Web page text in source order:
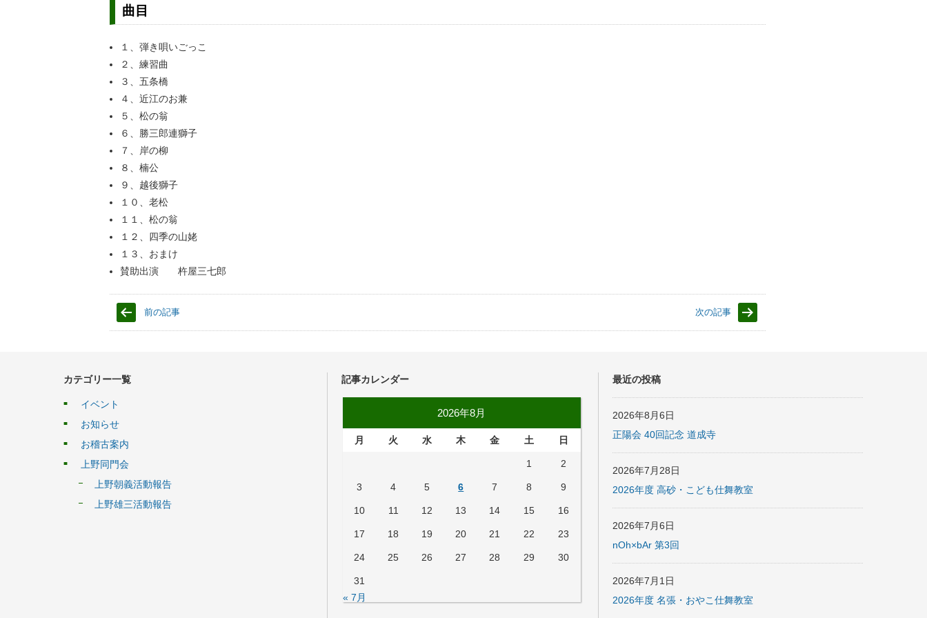
曲目
１、弾き唄いごっこ
２、練習曲
３、五条橋
４、近江のお兼
５、松の翁
６、勝三郎連獅子
７、岸の柳
８、楠公
９、越後獅子
１０、老松
１１、松の翁
１２、四季の山姥
１３、おまけ
賛助出演 杵屋三七郎
前の記事 次の記事
カテゴリー一覧
イベント
お知らせ
お稽古案内
上野同門会
上野朝義活動報告
上野雄三活動報告
記事カレンダー
2026年8月
月 火 水 木 金 土 日
1 2
3 4 5 6 7 8 9
10 11 12 13 14 15 16
17 18 19 20 21 22 23
24 25 26 27 28 29 30
31
« 7月
最近の投稿
2026年8月6日
正陽会 40回記念 道成寺
2026年7月28日
2026年度 高砂・こども仕舞教室
2026年7月6日
nOh×bAr 第3回
2026年7月1日
2026年度 名張・おやこ仕舞教室